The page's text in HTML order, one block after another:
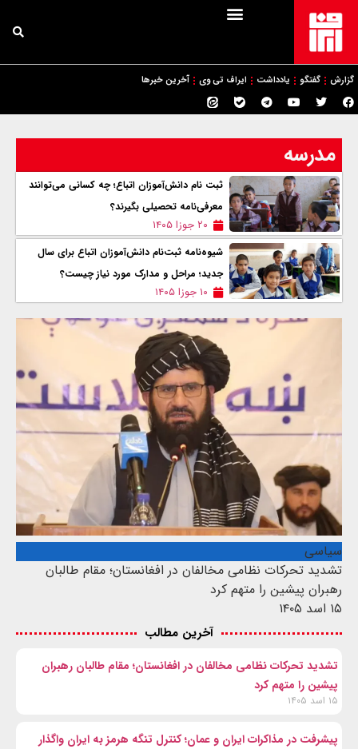
گزارش گفتگو یادداشت ایراف تی وی آخرین خبرها
مدرسه
ثبت نام دانش‌آموزان اتباع؛ چه کسانی می‌توانند
معرفی‌نامه تحصیلی بگیرند؟
۲۰ جوزا ۱۴۰۵
شیوه‌نامه ثبت‌نام دانش‌آموزان اتباع برای سال
جديد؛ مراحل و مدارک مورد نیاز چیست؟
۱۰ جوزا ۱۴۰۵
سیاسی
تشدید تحرکات نظامی مخالفان در افغانستان؛ مقام طالبان
رهبران پیشین را متهم کرد
۱۵ اسد ۱۴۰۵
آخرین مطالب
تشدید تحرکات نظامی مخالفان در افغانستان؛ مقام طالبان رهبران
پیشین را متهم کرد
۱۵ اسد ۱۴۰۵
پیشرفت در مذاکرات ایران و عمان؛ کنترل تنگه هرمز به ایران واگذار